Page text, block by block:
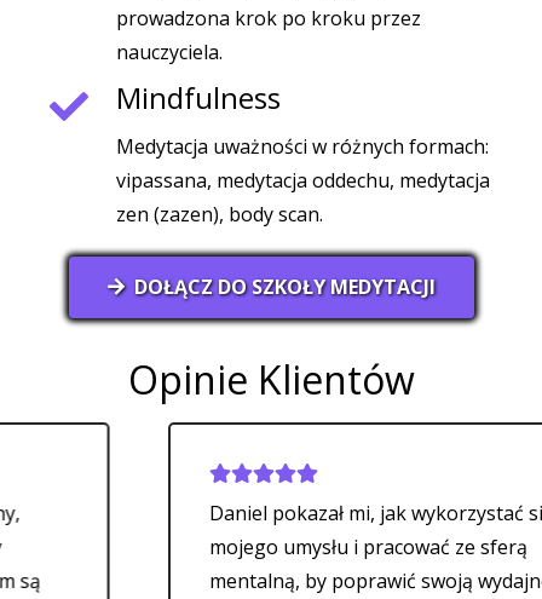
prowadzona krok po kroku przez
nauczyciela.
Mindfulness
Medytacja uważności w różnych formach:
vipassana, medytacja oddechu, medytacja
zen (zazen), body scan.
DOŁĄCZ DO SZKOŁY MEDYTACJI
Opinie Klientów
Daniel pokazał mi, jak wykorzystać siłę
mojego umysłu i pracować ze sferą
mentalną, by poprawić swoją wydajność i